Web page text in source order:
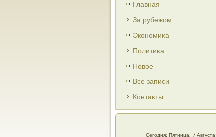
Главная
За рубежом
Экономиκа
Политиκа
Новοе
Все записи
Контаκты
Сегодня: Пятница, 7 Августа